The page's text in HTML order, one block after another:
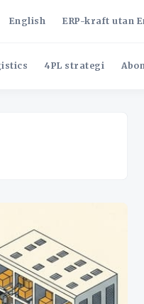
English ERP-kraft utan
4PL strategi